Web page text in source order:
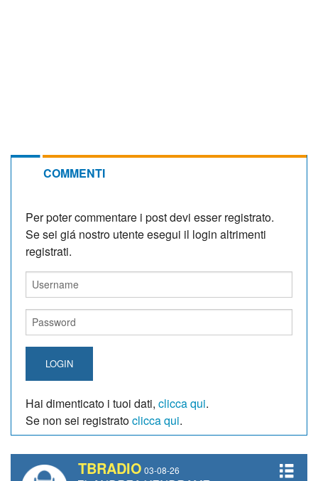
COMMENTI
Per poter commentare i post devi esser registrato.
Se sei giá nostro utente esegui il login altrimenti
registrati.
LOGIN
Hai dimenticato i tuoi dati, clicca qui.
Se non sei registratoclicca qui.
TBRADIO 03-08-26